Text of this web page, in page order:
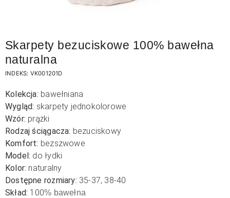
Skarpety bezuciskowe 100% bawełna
naturalna
INDEKS: VK001201D
Kolekcja: bawełniana
Wygląd: skarpety jednokolorowe
Wzór: prążki
Rodzaj ściągacza: bezuciskowy
Komfort: bezszwowe
Model: do łydki
Kolor: naturalny
Dostępne rozmiary: 35-37, 38-40
Skład: 100% bawełna